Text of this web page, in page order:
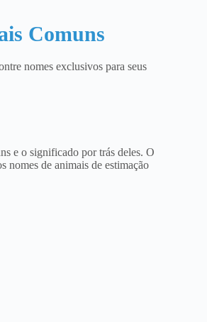
Comuns
nomes exclusivos para seus
e o significado por trás deles. O
nomes de animais de estimação